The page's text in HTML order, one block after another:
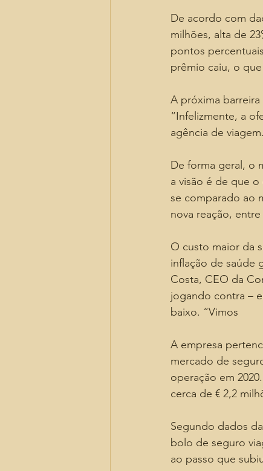
De acordo com
milhões, alta de
pontos
prêmio caiu, o
A próxima
“Infelizmente, a
agência de viagem.
De forma geral, o
a visão é de que
se comparado ao
nova reação,
O custo maior da
inflação de saúde
Costa, CEO da
jogando contra –
baixo. “Vimos
A empresa
mercado de
operação em
cerca de € 2,2
Segundo dados
bolo de seguro
ao passo que